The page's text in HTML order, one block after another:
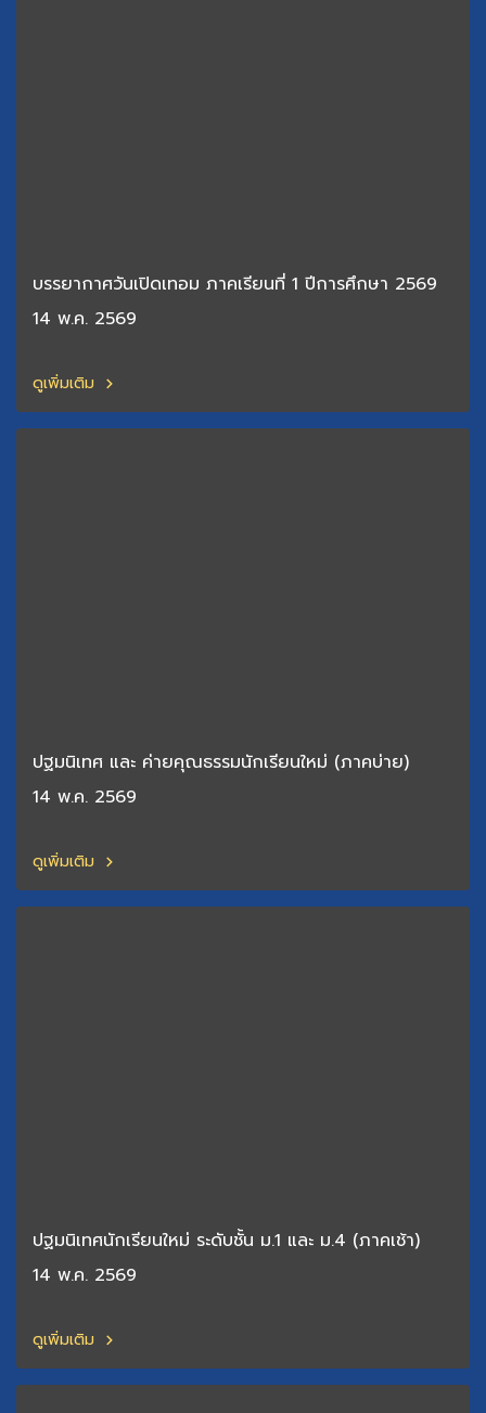
บรรยากาศวันเปิดเทอม ภาคเรียนที่ 1 ปีการศึกษา 2569
14 พ.ค. 2569
ดูเพิ่มเติม
ปฐมนิเทศ และ ค่ายคุณธรรมนักเรียนใหม่ (ภาคบ่าย)
14 พ.ค. 2569
ดูเพิ่มเติม
ปฐมนิเทศนักเรียนใหม่ ระดับชั้น ม.1 และ ม.4 (ภาคเช้า)
14 พ.ค. 2569
ดูเพิ่มเติม